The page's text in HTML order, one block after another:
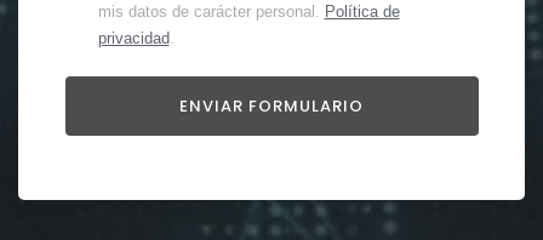
mis datos de carácter personal. Política de
privacidad.